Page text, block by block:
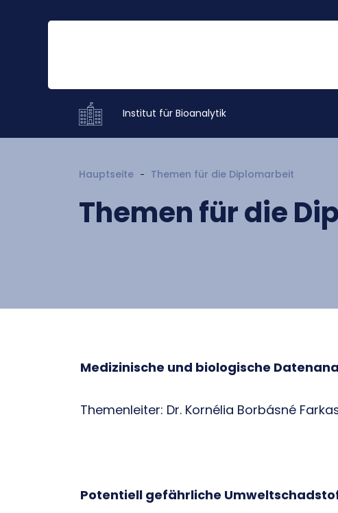
Institut für Bioanalytik
Hauptseite Themen für die Diplomarbeit
Themen für die
Medizinische und biologische
Themenleiter: Dr. Kornélia Borbásné
Potentiell gefährliche